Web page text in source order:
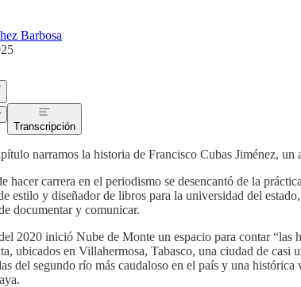
Barbosa
Transcripción
narramos la historia de Francisco Cubas Jiménez, un
hacer carrera en el periodismo se desencantó de la
estilo y diseñador de libros para la universidad del
documentar y comunicar.
2020 inició Nube de Monte un espacio para contar “las
ubicados en Villahermosa, Tabasco, una ciudad de casi
del segundo río más caudaloso en el país y una